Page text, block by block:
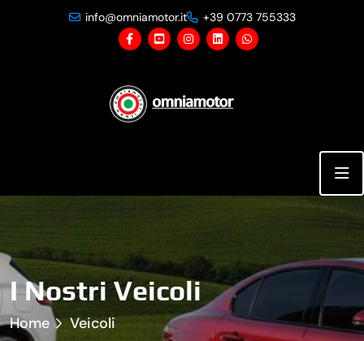
info@omniamotor.it +39 0773 755333
I Nostri Veicoli
Home Veicoli